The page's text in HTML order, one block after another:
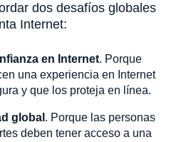
dos desafíos globales
Internet:
en Internet. Porque
una experiencia en Internet
y que los proteja en línea.
global . Porque las personas
deben tener acceso a una